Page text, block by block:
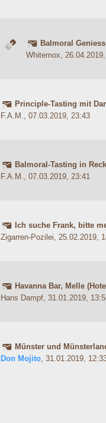
Balmoral
Whitemox,
0 Bewertung(en) - 0 von 5
12345
Principle-Tasting mit
F.A.M., 07.03.2019, 23:43
0 Bewertung(en) - 0 von 5
12345
Balmoral-Tasting in
F.A.M., 07.03.2019, 23:41
0 Bewertung(en) - 0 von 5
12 345
Ich suche Frank, bitte
Zigarren-Pozilei, 25.02.2019,
0 Bewertung(en) - 0 von 5
123 45
Havanna Bar, Melle
Hans Dampf, 31.01.2019,
3 Bewertung(en) - 3 von
1 234 5
Münster und
Don Mojito, 31.01.2019,
2 Bewertung(en) - 2 von 5
12345